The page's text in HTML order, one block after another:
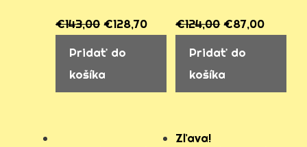
€143,00 €128,70
Pridať do
košíka
€124,00 €87,00
Pridať do
košíka
Zľava!